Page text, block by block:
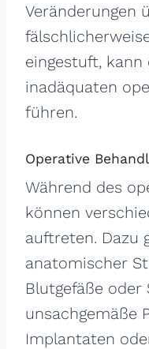
Veränderungen
eingestuft,
inadäquaten
führen.
Operative
Während des
können
auftreten. Dazu
anatomischer
Blutgefäße oder
unsachgemäße
Implantaten